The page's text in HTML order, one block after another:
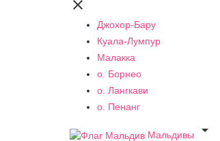

Джохор-Бару
Куала-Лумпур
Малакка
о. Борнео
о. Лангкави
о. Пенанг
Мальдивы
